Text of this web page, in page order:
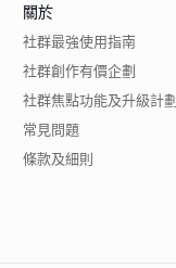
關於
社群最強使用指南
社群創作有價企劃
社群焦點功能及升級計劃
常見問題
條款及細則